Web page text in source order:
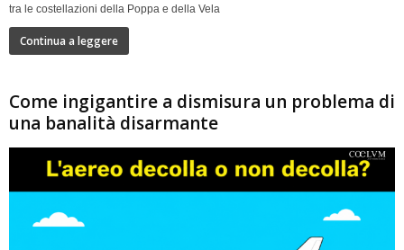
tra le costellazioni della Poppa e della Vela
Continua a leggere
Come ingigantire a dismisura un problema di
una banalità disarmante